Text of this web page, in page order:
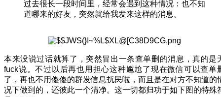
过去很长一段时间里，经常会遇到这种情况：也不知
道哪来的好友，突然就给我发来这样的消息。
本来没说过话就算了，突然冒出一条查单删的消息，真的是
fuck说。不过以后再也用担心这种尴尬了现在微信可以查单
了，再也不用傻傻的群发信息扰民啦，而且是在对方不知道的
况下做到的，还彼此一个清净。这一切都归功于如下图的特殊